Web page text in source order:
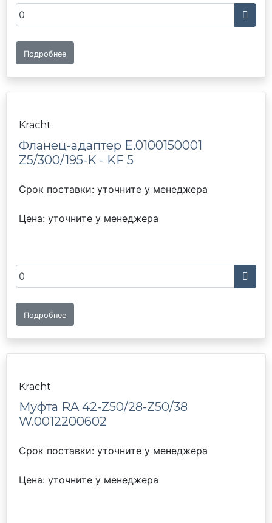
Подробнее
Kracht
Фланец-адаптер E.0100150001
Z5/300/195-K - KF 5
Срок поставки: уточните у менеджера
Цена: уточните у менеджера
Подробнее
Kracht
Муфта RA 42-Z50/28-Z50/38
W.0012200602
Срок поставки: уточните у менеджера
Цена: уточните у менеджера